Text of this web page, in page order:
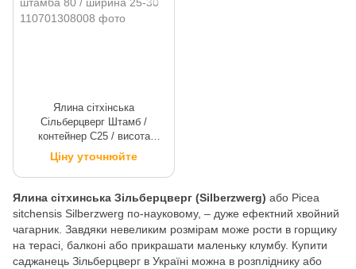
Ялина сітхінська
Сільберцверг Штамб /
контейнер C25 / висота
штамба 80 / ширина 25-30
Ціну уточнюйте
Ялина сітхинська Зільберцверг (Silberzwerg) або Picea
sitchensis Silberzwerg по-науковому, – дуже ефектний хвойний
чагарник. Завдяки невеликим розмірам може рости в горщику
на терасі, балконі або прикрашати маленьку клумбу. Купити
саджанець Зільберцверг в Україні можна в розпліднику або